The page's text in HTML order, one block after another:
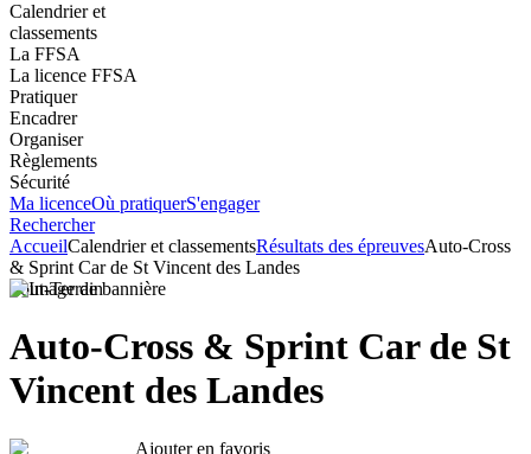
Calendrier et
classements
La FFSA
La licence FFSA
Pratiquer
Encadrer
Organiser
Règlements
Sécurité
Ma licenceOù pratiquerS'engager
Rechercher
AccueilCalendrier et classementsRésultats des épreuvesAuto-Cross
& Sprint Car de St Vincent des Landes
Tout-Terrain
Auto-Cross & Sprint Car de St
Vincent des Landes
Ajouter en favoris